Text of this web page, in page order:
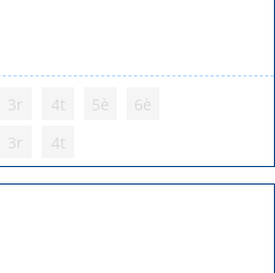
3r 4t 5è
6è
3r 4t